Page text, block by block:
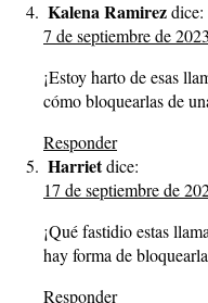
Kalena Ramirezdice:
7 de septiembre de
¡Estoy harto de esas
cómo bloquearlas de
Responder
Harrietdice:
17 de septiembre de
¡Qué fastidio estas
hay forma de
Responder